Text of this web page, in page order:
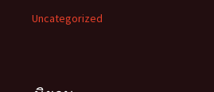
Uncategorized